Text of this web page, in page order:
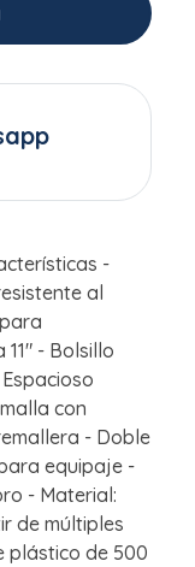
-
al
- Bolsillo
con
- Doble
equipaje -
- Material:
de múltiples
plástico de 500